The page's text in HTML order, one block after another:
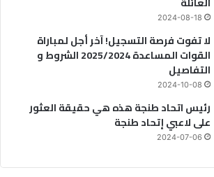
2024-08-18
لا تفوت فرصة التسجيل! آخر أجل لمباراة
القوات المساعدة 2025/2024 الشروط و
التفاصيل
2024-10-08
رئيس اتحاد طنجة هذه هي حقيقة العثور
على لاعبي إتحاد طنجة
2024-07-06